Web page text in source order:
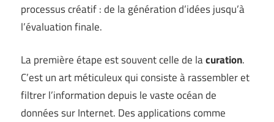
processus créatif : de la génération d’idées jusqu’à
l’évaluation finale.
La première étape est souvent celle de lacuration.
C’est un art méticuleux qui consiste à rassembler et
filtrer l’information depuis le vaste océan de
données sur Internet. Des applications comme